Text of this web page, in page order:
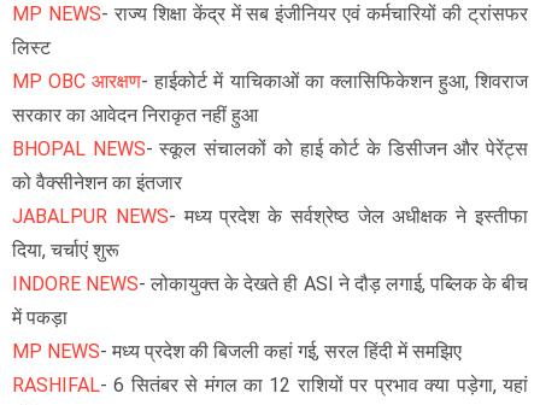
MP NEWS- राज्य शिक्षा केंद्र में सब इंजीनियर एवं कर्मचारियों की ट्रांसफर
लिस्ट
MP OBC आरक्षण- हाईकोर्ट में याचिकाओं का क्लासिफिकेशन हुआ, शिवराज
सरकार का आवेदन निराकृत नहीं हुआ
BHOPAL NEWS- स्कूल संचालकों को हाई कोर्ट के डिसीजन और पेरेंट्स
को वैक्सीनेशन का इंतजार
JABALPUR NEWS- मध्य प्रदेश के सर्वश्रेष्ठ जेल अधीक्षक ने इस्तीफा
दिया, चर्चाएं शुरू
INDORE NEWS- लोकायुक्त के देखते ही ASI ने दौड़ लगाई, पब्लिक के बीच
में पकड़ा
MP NEWS- मध्य प्रदेश की बिजली कहां गई, सरल हिंदी में समझिए
RASHIFAL- 6 सितंबर से मंगल का 12 राशियों पर प्रभाव क्या पड़ेगा, यहां